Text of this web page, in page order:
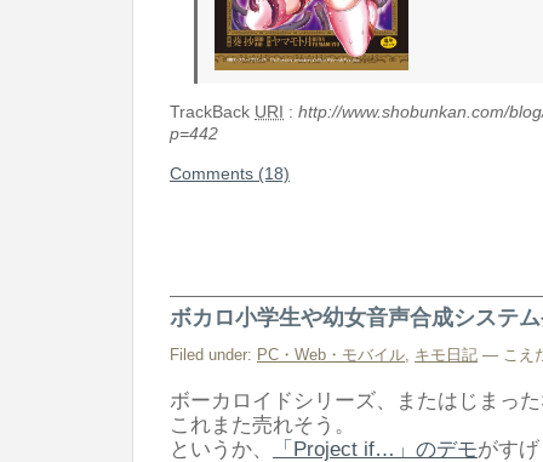
TrackBack URI : http://www.shobunkan.com/
p=442
Comments (18)
ボカロ小学生や幼女音声合成システ
Filed under: PC・Web・モバイル, キモ日記 — こえ
ボーカロイドシリーズ、またはじまっ
これまた売れそう。
というか、
「Project if…」のデモがす